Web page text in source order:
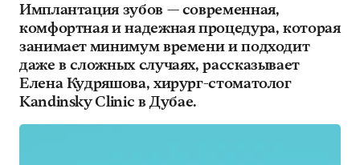
Имплантация зубов — современная,
комфортная и надежная процедура, которая
занимает минимум времени и подходит
даже в сложных случаях, рассказывает
Елена Кудряшова, хирург-стоматолог
Kandinsky Clinic в Дубае.